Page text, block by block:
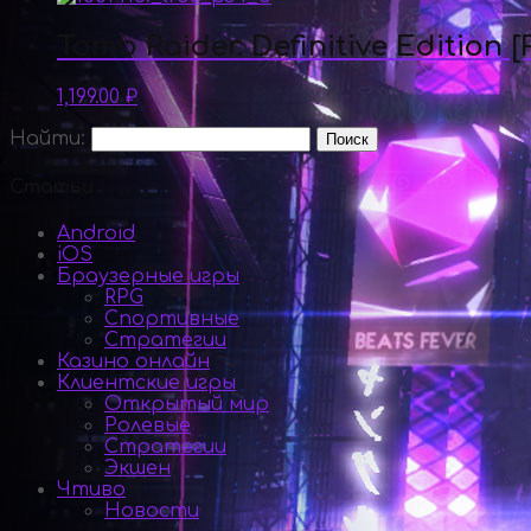
Tomb Raider. Definitive Edition
1,199.00 ₽
Найти:
Статьи
Android
iOS
Браузерные игры
RPG
Спортивные
Стратегии
Казино онлайн
Клиентские игры
Открытый мир
Ролевые
Стратегии
Экшен
Чтиво
Новости